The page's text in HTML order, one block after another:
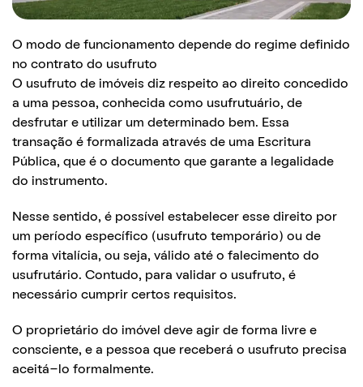
O modo de funcionamento depende do regime definido
no contrato do usufruto
O usufruto de imóveis diz respeito ao direito concedido
a uma pessoa, conhecida como usufrutuário, de
desfrutar e utilizar um determinado bem. Essa
transação é formalizada através de uma Escritura
Pública, que é o documento que garante a legalidade
do instrumento.
Nesse sentido, é possível estabelecer esse direito por
um período específico (usufruto temporário) ou de
forma vitalícia, ou seja, válido até o falecimento do
usufrutário. Contudo, para validar o usufruto, é
necessário cumprir certos requisitos.
O proprietário do imóvel deve agir de forma livre e
consciente, e a pessoa que receberá o usufruto precisa
aceitá-lo formalmente.